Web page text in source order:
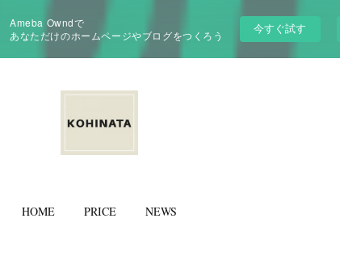
Ameba Owndで
あなただけのホームページやブログをつくろう
今すぐ試す
HOME PRICE NEWS